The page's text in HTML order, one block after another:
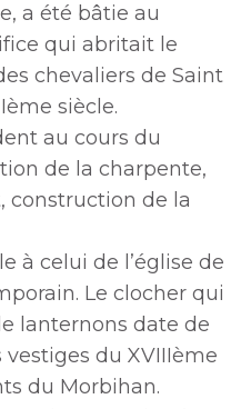
a été bâtie au
qui abritait le
chevaliers de Saint
siècle.
au cours du
de la charpente,
construction de la
à celui de l’église de
Le clocher qui
lanternons date de
du XVIIIème
du Morbihan.